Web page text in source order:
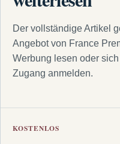
Der vollständige Artikel
Angebot von France
Werbung lesen oder
Zugang anmelden.
KOSTENLOS